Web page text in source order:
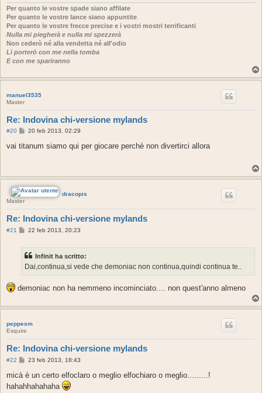
i
Per quanto le vostre spade siano affilate
Per quanto le vostre lance siano appuntite
Per quanto le vostre frecce precise e i vostri mostri terrificanti
Nulla mi piegherà e nulla mi spezzerà
Non cederò né alla vendetta né all'odio
Lì porterò con me nella tomba
E con me spariranno
manuel3535
Master
Re: Indovina chi-versione mylands
#20
M
s
i
o
20 feb 2013, 02:29
vai titanum siamo qui per giocare perchè non divertirci allora
dracopis
Master
Re: Indovina chi-versione mylands
#21
M
a
g
o
22 feb 2013, 20:23
Infinit ha scritto:
Dai,continua,si vede che demoniac non continua,quindi continua te..
demoniac non ha nemmeno incominciato.... non quest'anno almeno
peppesm
Esquire
Re: Indovina chi-versione mylands
#22
M
s
a
23 feb 2013, 18:43
micà è un certo elfoclaro o meglio elfochiaro o meglio.........!
hahahhahahaha